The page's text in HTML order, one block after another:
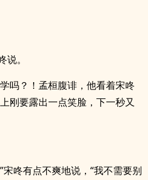
。
吗？！孟桓腹诽，他看着宋咚
刚要露出一点笑脸，下一秒又
咚有点不爽地说，“我不需要别